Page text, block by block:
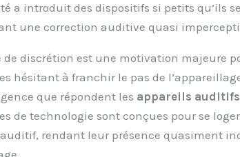
a introduit des dispositifs si petits qu’ils
une correction auditive quasi
de discrétion est une motivation majeure
hésitant à franchir le pas de
que répondent les appareils
de technologie sont conçues pour se
rendant leur présence quasiment